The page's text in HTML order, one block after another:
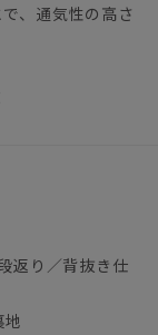
、通気性の高さ
返り／背抜き仕